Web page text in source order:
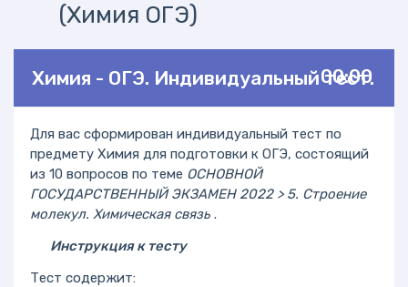
(Химия ОГЭ)
00:00
Химия - ОГЭ. Индивидуальный тест.
Для вас сформирован индивидуальный тест по
предмету Химия для подготовки к ОГЭ, состоящий
из 10 вопросов по теме ОСНОВНОЙ
ГОСУДАРСТВЕННЫЙ ЭКЗАМЕН 2022 > 5. Строение
молекул. Химическая связь .
Инструкция к тесту
Тест содержит: